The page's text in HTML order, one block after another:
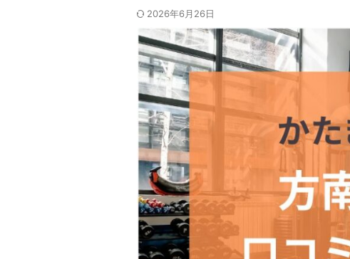
2026年6月26日